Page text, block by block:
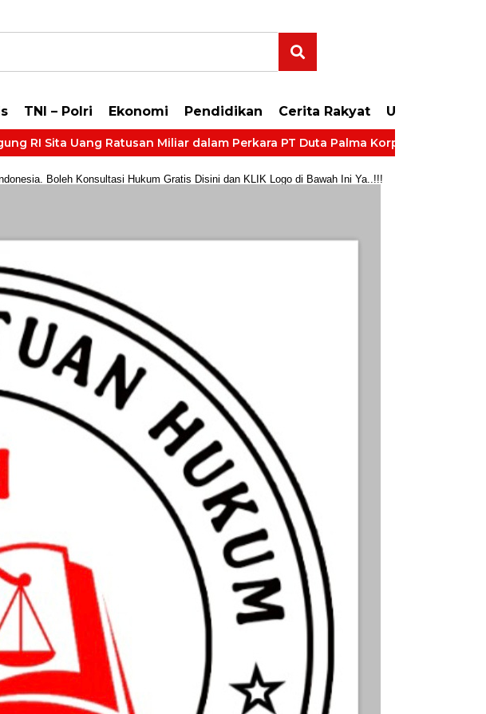
TNI – Polri Ekonomi Pendidikan Cerita Rakyat
Ratusan Miliar dalam Perkara PT Duta Palma Korporasi
Boleh Konsultasi Hukum Gratis Disini dan KLIK Logo di Bawah Ini Ya..!!!